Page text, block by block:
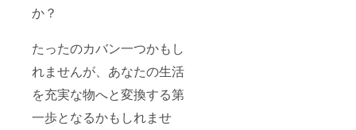
か？
たったのカバン一つかもし
れませんが、あなたの生活
を充実な物へと変換する第
一歩となるかもしれませ